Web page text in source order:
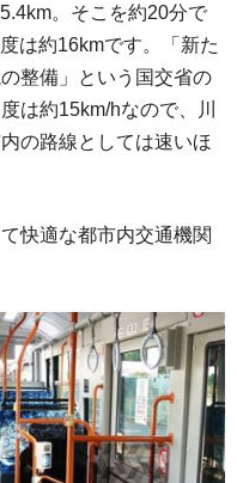
。そこを約20分で
は約16kmです。「新た
整備」という国交省の
は約15km/hなので、川
の路線としては速いほ
快適な都市内交通機関